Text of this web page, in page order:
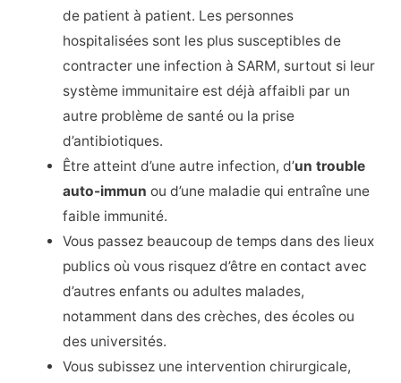
de patient à patient. Les personnes
hospitalisées sont les plus susceptibles de
contracter une infection à SARM, surtout si leur
système immunitaire est déjà affaibli par un
autre problème de santé ou la prise
d’antibiotiques.
Être atteint d’une autre infection, d’un trouble
auto-immun ou d’une maladie qui entraîne une
faible immunité.
Vous passez beaucoup de temps dans des lieux
publics où vous risquez d’être en contact avec
d’autres enfants ou adultes malades,
notamment dans des crèches, des écoles ou
des universités.
Vous subissez une intervention chirurgicale,